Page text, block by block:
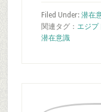
Filed Under: 潜在
関連タグ： エジプ
潜在意識